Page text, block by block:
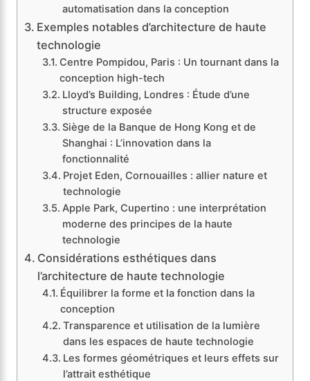
automatisation dans la conception
Exemples notables d’architecture de haute
technologie
Centre Pompidou, Paris : Un tournant dans la
conception high-tech
Lloyd’s Building, Londres : Étude d’une
structure exposée
Siège de la Banque de Hong Kong et de
Shanghai : L’innovation dans la
fonctionnalité
Projet Eden, Cornouailles : allier nature et
technologie
Apple Park, Cupertino : une interprétation
moderne des principes de la haute
technologie
Considérations esthétiques dans
l’architecture de haute technologie
Équilibrer la forme et la fonction dans la
conception
Transparence et utilisation de la lumière
dans les espaces de haute technologie
Les formes géométriques et leurs effets sur
l’attrait esthétique